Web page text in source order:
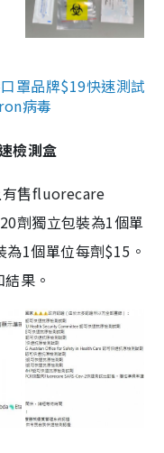
罩品牌$19快速測試
病毒
檢測盒
有售fluorecare
劑獨立包裝為1個單
1個單位每劑$15。
果。